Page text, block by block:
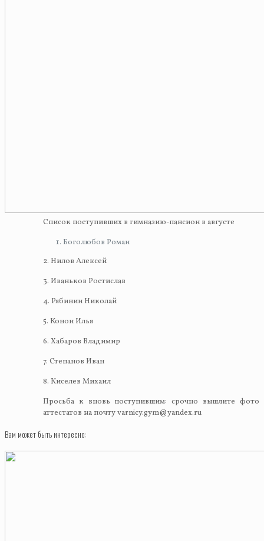
Список поступивших в гимназию-пансион в августе
Боголюбов Роман
2. Нилов Алексей
3. Иваньков Ростислав
4. Рябинин Николай
5. Конон Илья
6. Хабаров Владимир
7. Степанов Иван
8. Киселев Михаил
Просьба к вновь поступившим: срочно вышлите фото
аттестатов на почту varnicy.gym@yandex.ru
Вам может быть интересно: